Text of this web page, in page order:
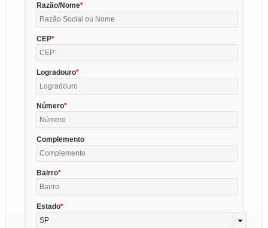
Razão/Nome
CEP
Logradouro
Número
Complemento
Bairro
Estado
SP